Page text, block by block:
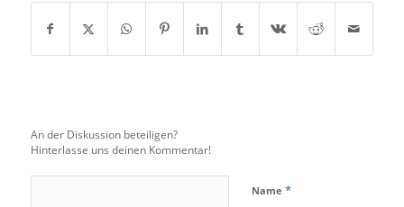
An der Diskussion beteiligen?
Hinterlasse uns deinen Kommentar!
Name *